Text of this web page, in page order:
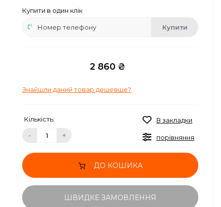
Купити в один клік
Купити
2 860 ₴
Знайшли даний товар дешевше?
Кількість:
- +
В закладки
порівняння
ДО КОШИКА
ШВИДКЕ ЗАМОВЛЕННЯ